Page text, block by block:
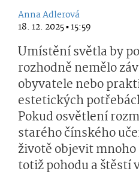
Anna Adlerová
18. 12. 2025 ▪ 15:59
Umístění světla by
rozhodně nemělo
obyvatele nebo
estetických
Pokud osvětlení
starého čínského
životě objevit
totiž pohodu a štěstí